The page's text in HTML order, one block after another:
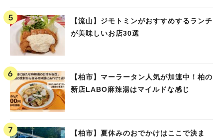
【流山】ジモトミンがおすすめするランチ
が美味しいお店30選
【柏市】マーラータン人気が加速中！柏の
新店LABO麻辣湯はマイルドな感じ
【柏市】夏休みのおでかけはここで決ま